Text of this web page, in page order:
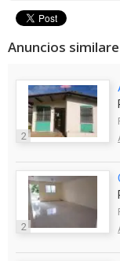
Anuncios
2
2